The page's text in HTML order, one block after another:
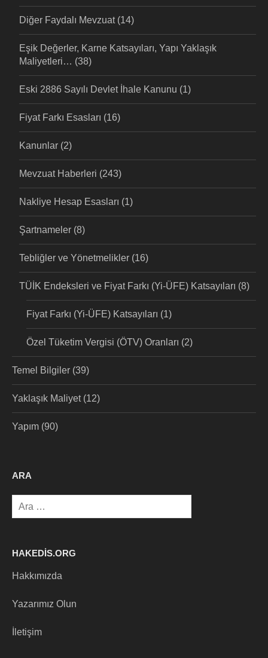
Diğer Faydalı Mevzuat(14)
Eşik Değerler, Karne Katsayıları, Yapı Yaklaşık
Maliyetleri… (38)
Eski 2886 Sayılı Devlet İhale Kanunu (1)
Fiyat Farkı Esasları (16)
Kanunlar (2)
Mevzuat Haberleri (243)
Nakliye Hesap Esasları (1)
Şartnameler (8)
Tebliğler ve Yönetmelikler (16)
TÜİK Endeksleri ve Fiyat Farkı (Yi-ÜFE) Katsayıları (8)
Fiyat Farkı (Yi-ÜFE) Katsayıları (1)
Özel Tüketim Vergisi (ÖTV) Oranları (2)
Temel Bilgiler (39)
Yaklaşık Maliyet(12)
Yapım (90)
ARA
Arama:
HAKEDIS.ORG
Hakkımızda
Yazarımız Olun
İletişim